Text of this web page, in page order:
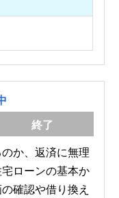
終了
か、返済に無理
ローンの基本か
確認や借り換え